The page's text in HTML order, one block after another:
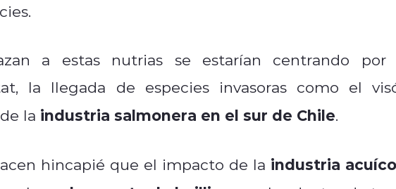
a estas nutrias se estarían centrando por
la llegada de especies invasoras como el
la industria salmonera en el sur de Chile.
hincapié que el impacto de la industria